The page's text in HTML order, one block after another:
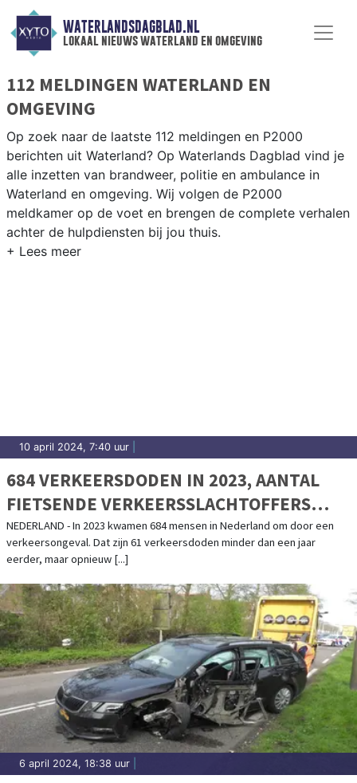
WATERLANDSDAGBLAD.NL
lokaal nieuws waterland en omgeving
112 MELDINGEN WATERLAND EN
OMGEVING
Op zoek naar de laatste 112 meldingen en P2000
berichten uit Waterland? Op Waterlands Dagblad vind je
alle inzetten van brandweer, politie en ambulance in
Waterland en omgeving. Wij volgen de P2000
meldkamer op de voet en brengen de complete verhalen
achter de hulpdiensten bij jou thuis.
10 april 2024, 7:40 uur
684 VERKEERSDODEN IN 2023, AANTAL
FIETSENDE VERKEERSSLACHTOFFERS
TOEGENOMEN
NEDERLAND - In 2023 kwamen 684 mensen in Nederland om door een
verkeersongeval. Dat zijn 61 verkeersdoden minder dan een jaar
eerder, maar opnieuw [...]
6 april 2024, 18:38 uur